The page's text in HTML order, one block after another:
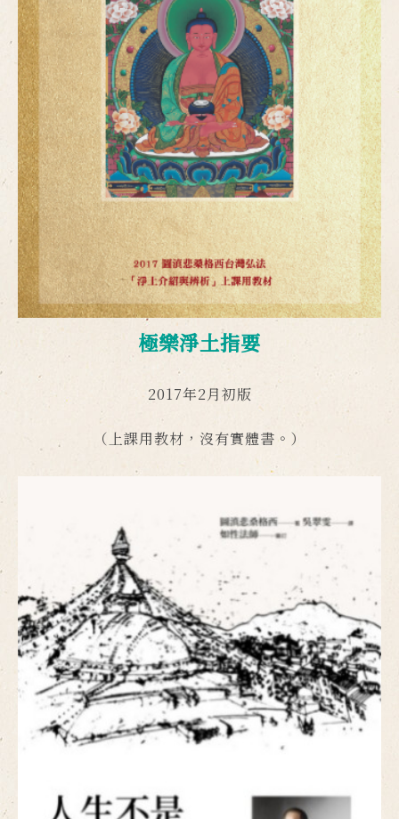
極樂淨土指要
2017年2月初版
（上課用教材，沒有實體書。）